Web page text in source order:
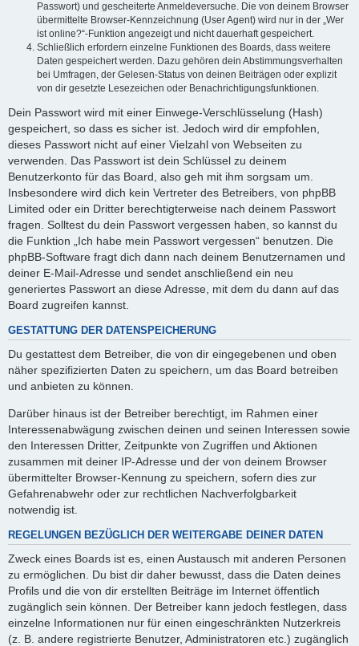
Passwort) und gescheiterte Anmeldeversuche. Die von deinem Browser
übermittelte Browser-Kennzeichnung (User Agent) wird nur in der „Wer
ist online?“-Funktion angezeigt und nicht dauerhaft gespeichert.
Schließlich erfordern einzelne Funktionen des Boards, dass weitere
Daten gespeichert werden. Dazu gehören dein Abstimmungsverhalten
bei Umfragen, der Gelesen-Status von deinen Beiträgen oder explizit
von dir gesetzte Lesezeichen oder Benachrichtigungsfunktionen.
Dein Passwort wird mit einer Einwege-Verschlüsselung (Hash)
gespeichert, so dass es sicher ist. Jedoch wird dir empfohlen,
dieses Passwort nicht auf einer Vielzahl von Webseiten zu
verwenden. Das Passwort ist dein Schlüssel zu deinem
Benutzerkonto für das Board, also geh mit ihm sorgsam um.
Insbesondere wird dich kein Vertreter des Betreibers, von phpBB
Limited oder ein Dritter berechtigterweise nach deinem Passwort
fragen. Solltest du dein Passwort vergessen haben, so kannst du
die Funktion „Ich habe mein Passwort vergessen“ benutzen. Die
phpBB-Software fragt dich dann nach deinem Benutzernamen und
deiner E-Mail-Adresse und sendet anschließend ein neu
generiertes Passwort an diese Adresse, mit dem du dann auf das
Board zugreifen kannst.
GESTATTUNG DER DATENSPEICHERUNG
Du gestattest dem Betreiber, die von dir eingegebenen und oben
näher spezifizierten Daten zu speichern, um das Board betreiben
und anbieten zu können.
Darüber hinaus ist der Betreiber berechtigt, im Rahmen einer
Interessenabwägung zwischen deinen und seinen Interessen sowie
den Interessen Dritter, Zeitpunkte von Zugriffen und Aktionen
zusammen mit deiner IP-Adresse und der von deinem Browser
übermittelter Browser-Kennung zu speichern, sofern dies zur
Gefahrenabwehr oder zur rechtlichen Nachverfolgbarkeit
notwendig ist.
REGELUNGEN BEZÜGLICH DER WEITERGABE DEINER DATEN
Zweck eines Boards ist es, einen Austausch mit anderen Personen
zu ermöglichen. Du bist dir daher bewusst, dass die Daten deines
Profils und die von dir erstellten Beiträge im Internet öffentlich
zugänglich sein können. Der Betreiber kann jedoch festlegen, dass
einzelne Informationen nur für einen eingeschränkten Nutzerkreis
(z. B. andere registrierte Benutzer, Administratoren etc.) zugänglich